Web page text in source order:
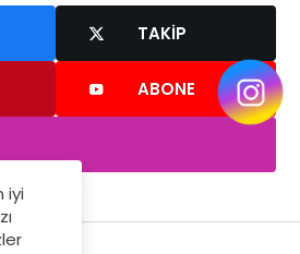
TAKIP
ABONE
iyi